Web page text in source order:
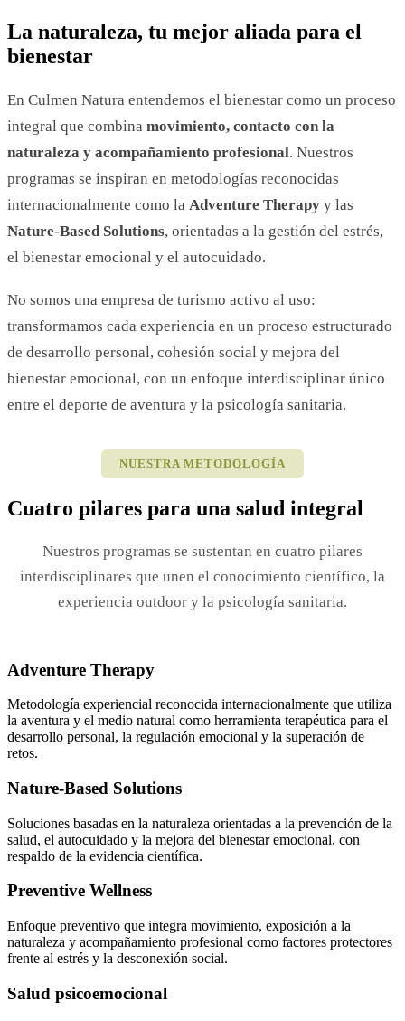
La naturaleza, tu mejor aliada para el
bienestar
En Culmen Natura entendemos el bienestar como un proceso
integral que combina movimiento, contacto con la
naturaleza y acompañamiento profesional. Nuestros
programas se inspiran en metodologías reconocidas
internacionalmente como la Adventure Therapy y las
Nature-Based Solutions, orientadas a la gestión del estrés,
el bienestar emocional y el autocuidado.
No somos una empresa de turismo activo al uso:
transformamos cada experiencia en un proceso estructurado
de desarrollo personal, cohesión social y mejora del
bienestar emocional, con un enfoque interdisciplinar único
entre el deporte de aventura y la psicología sanitaria.
NUESTRA METODOLOGÍA
Cuatro pilares para una salud integral
Nuestros programas se sustentan en cuatro pilares
interdisciplinares que unen el conocimiento científico, la
experiencia outdoor y la psicología sanitaria.
Adventure Therapy
Metodología experiencial reconocida internacionalmente que utiliza
la aventura y el medio natural como herramienta terapéutica para el
desarrollo personal, la regulación emocional y la superación de
retos.
Nature-Based Solutions
Soluciones basadas en la naturaleza orientadas a la prevención de la
salud, el autocuidado y la mejora del bienestar emocional, con
respaldo de la evidencia científica.
Preventive Wellness
Enfoque preventivo que integra movimiento, exposición a la
naturaleza y acompañamiento profesional como factores protectores
frente al estrés y la desconexión social.
Salud psicoemocional